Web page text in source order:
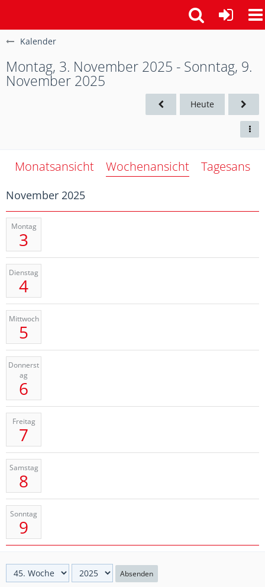
Kalender
Montag, 3. November 2025 - Sonntag, 9.
November 2025
Heute
Monatsansicht Wochenansicht
November 2025
Montag
3
Dienstag
4
Mittwoch
5
Donnerst
ag
6
Freitag
7
Samstag
8
Sonntag
9
Absenden